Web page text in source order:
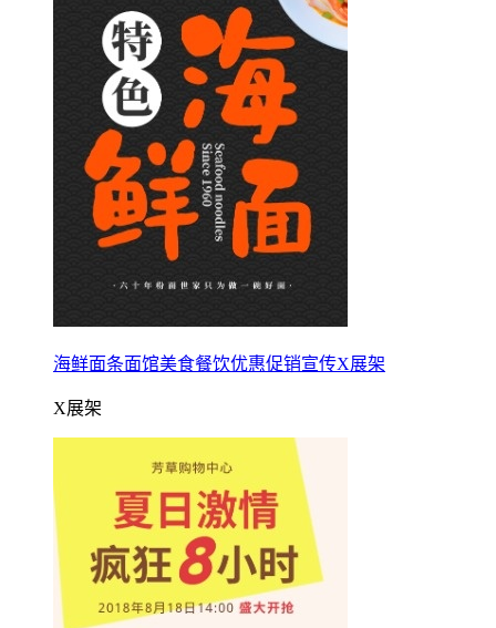
海鲜面条面馆美食餐饮优惠促销宣传X展架
X展架